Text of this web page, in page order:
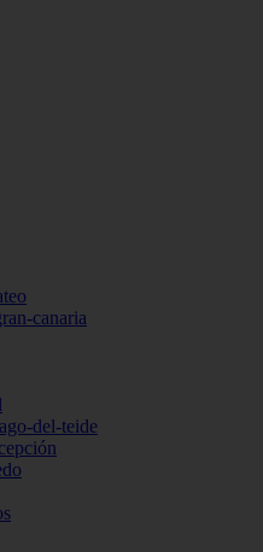
canaria
del-teide